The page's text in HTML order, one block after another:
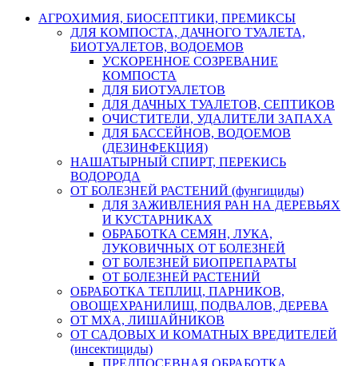
АГРОХИМИЯ, БИОСЕПТИКИ, ПРЕМИКСЫ
ДЛЯ КОМПОСТА, ДАЧНОГО ТУАЛЕТА,
БИОТУАЛЕТОВ, ВОДОЕМОВ
УСКОРЕННОЕ СОЗРЕВАНИЕ
КОМПОСТА
ДЛЯ БИОТУАЛЕТОВ
ДЛЯ ДАЧНЫХ ТУАЛЕТОВ, СЕПТИКОВ
ОЧИСТИТЕЛИ, УДАЛИТЕЛИ ЗАПАХА
ДЛЯ БАССЕЙНОВ, ВОДОЕМОВ
(ДЕЗИНФЕКЦИЯ)
НАШАТЫРНЫЙ СПИРТ, ПЕРЕКИСЬ
ВОДОРОДА
ОТ БОЛЕЗНЕЙ РАСТЕНИЙ (фунгициды)
ДЛЯ ЗАЖИВЛЕНИЯ РАН НА ДЕРЕВЬЯХ
И КУСТАРНИКАХ
ОБРАБОТКА СЕМЯН, ЛУКА,
ЛУКОВИЧНЫХ ОТ БОЛЕЗНЕЙ
ОТ БОЛЕЗНЕЙ БИОПРЕПАРАТЫ
ОТ БОЛЕЗНЕЙ РАСТЕНИЙ
ОБРАБОТКА ТЕПЛИЦ, ПАРНИКОВ,
ОВОЩЕХРАНИЛИЩ, ПОДВАЛОВ, ДЕРЕВА
ОТ МХА, ЛИШАЙНИКОВ
ОТ САДОВЫХ И КОМАТНЫХ ВРЕДИТЕЛЕЙ
(инсектициды)
ПРЕДПОСЕВНАЯ ОБРАБОТКА